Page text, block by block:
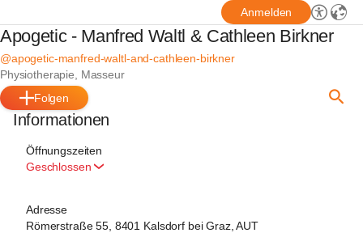
Anmelden
Apogetic - Manfred Waltl & Cathleen Birkner
@apogetic-manfred-waltl-and-cathleen-birkner
Physiotherapie, Masseur
Folgen
Informationen
Öffnungszeiten
Geschlossen
Adresse
Römerstraße 55, 8401 Kalsdorf bei Graz, AUT